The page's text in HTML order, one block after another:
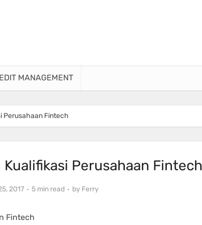
MANAGEMENT
Perusahaan Fintech
Perusahaan Fintech
2017 5 min read by Ferry